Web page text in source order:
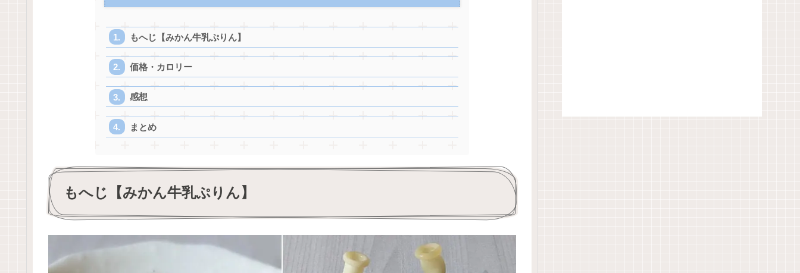
もへじ【みかん牛乳ぷりん】
価格・カロリー
感想
まとめ
もへじ【みかん牛乳ぷりん】